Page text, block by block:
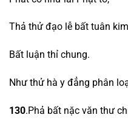
Thả thử đạo lễ bất tuân
Bất luận thỉ chung.
Như thử hà y đẳng phân
130.Phả bất nặc văn thư